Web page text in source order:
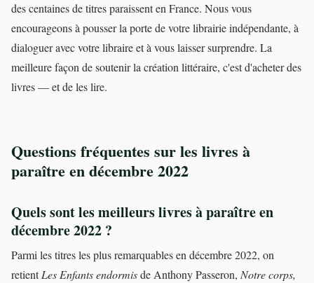
des centaines de titres paraissent en France. Nous vous
encourageons à pousser la porte de votre librairie indépendante, à
dialoguer avec votre libraire et à vous laisser surprendre. La
meilleure façon de soutenir la création littéraire, c'est d'acheter des
livres — et de les lire.
Questions fréquentes sur les livres à
paraître en décembre 2022
Quels sont les meilleurs livres à paraître en
décembre 2022 ?
Parmi les titres les plus remarquables en décembre 2022, on
retientLes Enfants endormisde Anthony Passeron, Notre corps,